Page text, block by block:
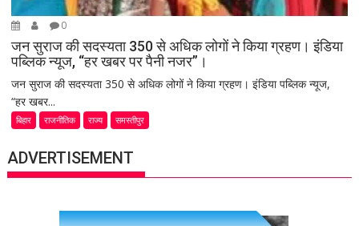
0
जन सुराज की सदस्यता 350 से अधिक लोगों ने किया ग्रहण। इंडिया
पब्लिक न्यूज, “हर खबर पर पैनी नजर”।
जन सुराज की सदस्यता 350 से अधिक लोगों ने किया ग्रहण। इंडिया पब्लिक न्यूज,
“हर खबर...
बिहार राजनीतिक राज्य समस्तीपुर
ADVERTISEMENT